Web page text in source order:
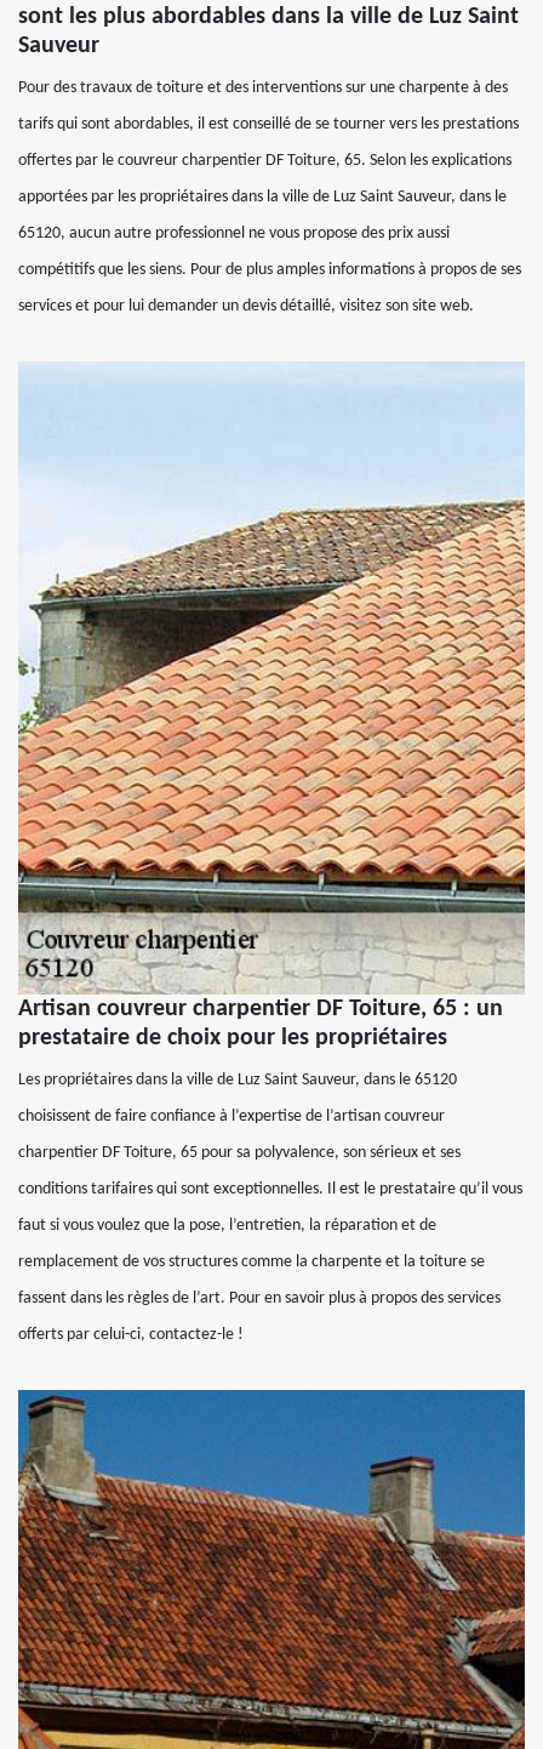
sont les plus abordables dans la ville de Luz Saint
Sauveur
Pour des travaux de toiture et des interventions sur une charpente à des
tarifs qui sont abordables, il est conseillé de se tourner vers les prestations
offertes par le couvreur charpentier DF Toiture, 65. Selon les explications
apportées par les propriétaires dans la ville de Luz Saint Sauveur, dans le
65120, aucun autre professionnel ne vous propose des prix aussi
compétitifs que les siens. Pour de plus amples informations à propos de ses
services et pour lui demander un devis détaillé, visitez son site web.
Artisan couvreur charpentier DF Toiture, 65 : un
prestataire de choix pour les propriétaires
Les propriétaires dans la ville de Luz Saint Sauveur, dans le 65120
choisissent de faire confiance à l’expertise de l’artisan couvreur
charpentier DF Toiture, 65 pour sa polyvalence, son sérieux et ses
conditions tarifaires qui sont exceptionnelles. Il est le prestataire qu’il vous
faut si vous voulez que la pose, l’entretien, la réparation et de
remplacement de vos structures comme la charpente et la toiture se
fassent dans les règles de l’art. Pour en savoir plus à propos des services
offerts par celui-ci, contactez-le !